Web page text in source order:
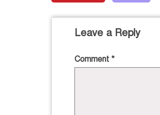
Leave a Reply
Comment *